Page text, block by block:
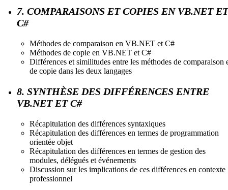
7. COMPARAISONS ET COPIES EN VB.NET ET
C#
Méthodes de comparaison en VB.NET et C#
Méthodes de copie en VB.NET et C#
Différences et similitudes entre les méthodes de comparaison
de copie dans les deux langages
8. SYNTHÈSE DES DIFFÉRENCES ENTRE
VB.NET ET C#
Récapitulation des différences syntaxiques
Récapitulation des différences en termes de programmation
orientée objet
Récapitulation des différences en termes de gestion des
modules, délégués et événements
Discussion sur les implications de ces différences en contexte
professionnel